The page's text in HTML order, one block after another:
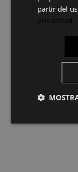
partir del
privacidad